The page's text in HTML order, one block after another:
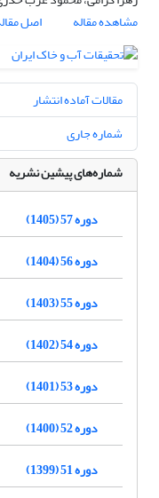
مشاهده مقاله
اصل
مقالات آماده انتشار
شماره جاری
شماره‌های پیشین نشریه
دوره 57 (1405)
دوره 56 (1404)
دوره 55 (1403)
دوره 54 (1402)
دوره 53 (1401)
دوره 52 (1400)
دوره 51 (1399)